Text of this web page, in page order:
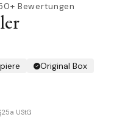
Bewertungen
Original Box
UStG